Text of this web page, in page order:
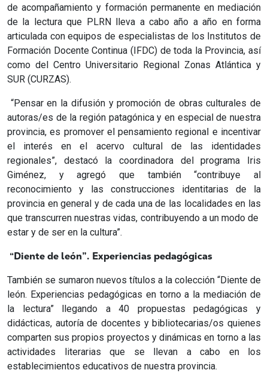
de acompañamiento y formación permanente en mediación
de la lectura que PLRN lleva a cabo año a año en forma
articulada con equipos de especialistas de los Institutos de
Formación Docente Continua (IFDC) de toda la Provincia, así
como del Centro Universitario Regional Zonas Atlántica y
SUR (CURZAS).
“Pensar en la difusión y promoción de obras culturales de
autoras/es de la región patagónica y en especial de nuestra
provincia, es promover el pensamiento regional e incentivar
el interés en el acervo cultural de las identidades
regionales”, destacó la coordinadora del programa Iris
Giménez, y agregó que también “contribuye al
reconocimiento y las construcciones identitarias de la
provincia en general y de cada una de las localidades en las
que transcurren nuestras vidas, contribuyendo a un modo de
estar y de ser en la cultura”.
“Diente de león”. Experiencias pedagógicas
También se sumaron nuevos títulos a la colección “Diente de
león. Experiencias pedagógicas en torno a la mediación de
la lectura” llegando a 40 propuestas pedagógicas y
didácticas, autoría de docentes y bibliotecarias/os quienes
comparten sus propios proyectos y dinámicas en torno a las
actividades literarias que se llevan a cabo en los
establecimientos educativos de nuestra provincia.